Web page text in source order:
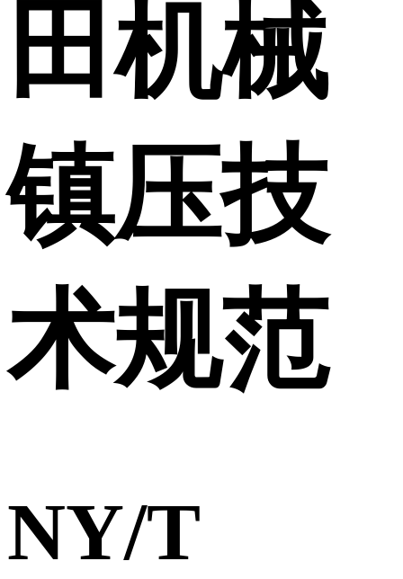
田机械
镇压技
术规范
NY/T